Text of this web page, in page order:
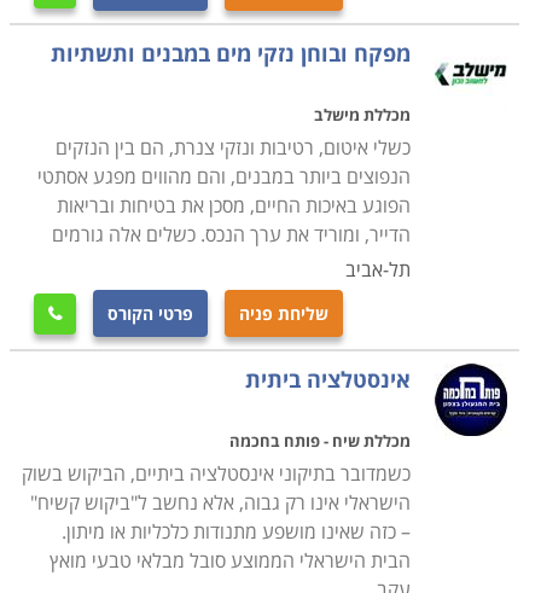
הכשרה והסמכה רשמית
הקורס היסוד אורך לרוב כחצי שנה בלימודי ערב, או לימודי
של משרד התעשייה, המסחר והתעסוקה. תנאי הקבלה
בעצם פתוחים לכל, ואינם דורשים אפילו תעודת סיום
תיכונית. מי שסיים את הלימודים בהצלחה ועבר את הבחינה
הממשלתית רשאי להתחיל לעבוד כשרברב, אם כשכיר
בחברה או כעצמאי. ראוי לציין בנושא זה כי למרות היותו של
המקצוע אפרורי במידת מה, הוא מבוקש ורווחי מאוד.
סוד גלוי הוא כי כמו אצל קוסמטיקאיות או מורים פרטיים,
מתגלגל בענף זה הרבה "כסף שחור", אך למרות היותם של
המספרים הרשמיים מוטים כלפי מטה בשל כך, עדיין
הנתונים מרשימים בהחלט; על פי דיווחי משרד הכלכלה
לשנת 2013, שכרו ההתחלתי של שרברב הוא מעל 7000
₪, ומנהלי עבודה זוכים לשכר התחלתי של 12 אלף ₪
מפקח ובוחן נזקי מים במבנים ותשתיות
מכללת מישלב
כשלי איטום, רטיבות ונזקי צנרת, הם בין הנזקים
הנפוצים ביותר במבנים, והם מהווים מפגע אסתטי
הפוגע באיכות החיים, מסכן את בטיחות ובריאות
הדייר, ומוריד את ערך הנכס. כשלים אלה גורמים
תל-אביב
שליחת פניה פרטי הקורס 
אינסטלציה ביתית
מכללת שיח - פותח בחכמה
כשמדובר בתיקוני אינסטלציה ביתיים, הביקוש בשוק
הישראלי אינו רק גבוה, אלא נחשב ל"ביקוש קשיח"
– כזה שאינו מושפע מתנודות כלכליות או מיתון.
הבית הישראלי הממוצע סובל מבלאי טבעי מואץ